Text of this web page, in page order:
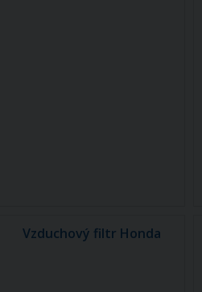
Vzduchový filtr Honda